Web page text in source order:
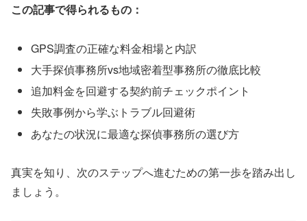
この記事で得られるもの：
GPS調査の正確な料金相場と内訳
大手探偵事務所vs地域密着型事務所の徹底比較
追加料金を回避する契約前チェックポイント
失敗事例から学ぶトラブル回避術
あなたの状況に最適な探偵事務所の選び方
真実を知り、次のステップへ進むための第一歩を踏み出し
ましょう。